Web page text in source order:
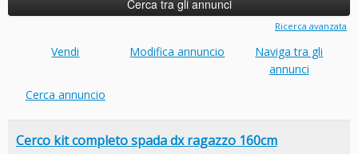
Ricerca avanzata
Vendi Modifica annuncio
Naviga tra gli
annunci
Cerca annuncio
Cerco kit completo spada dx ragazzo 160cm